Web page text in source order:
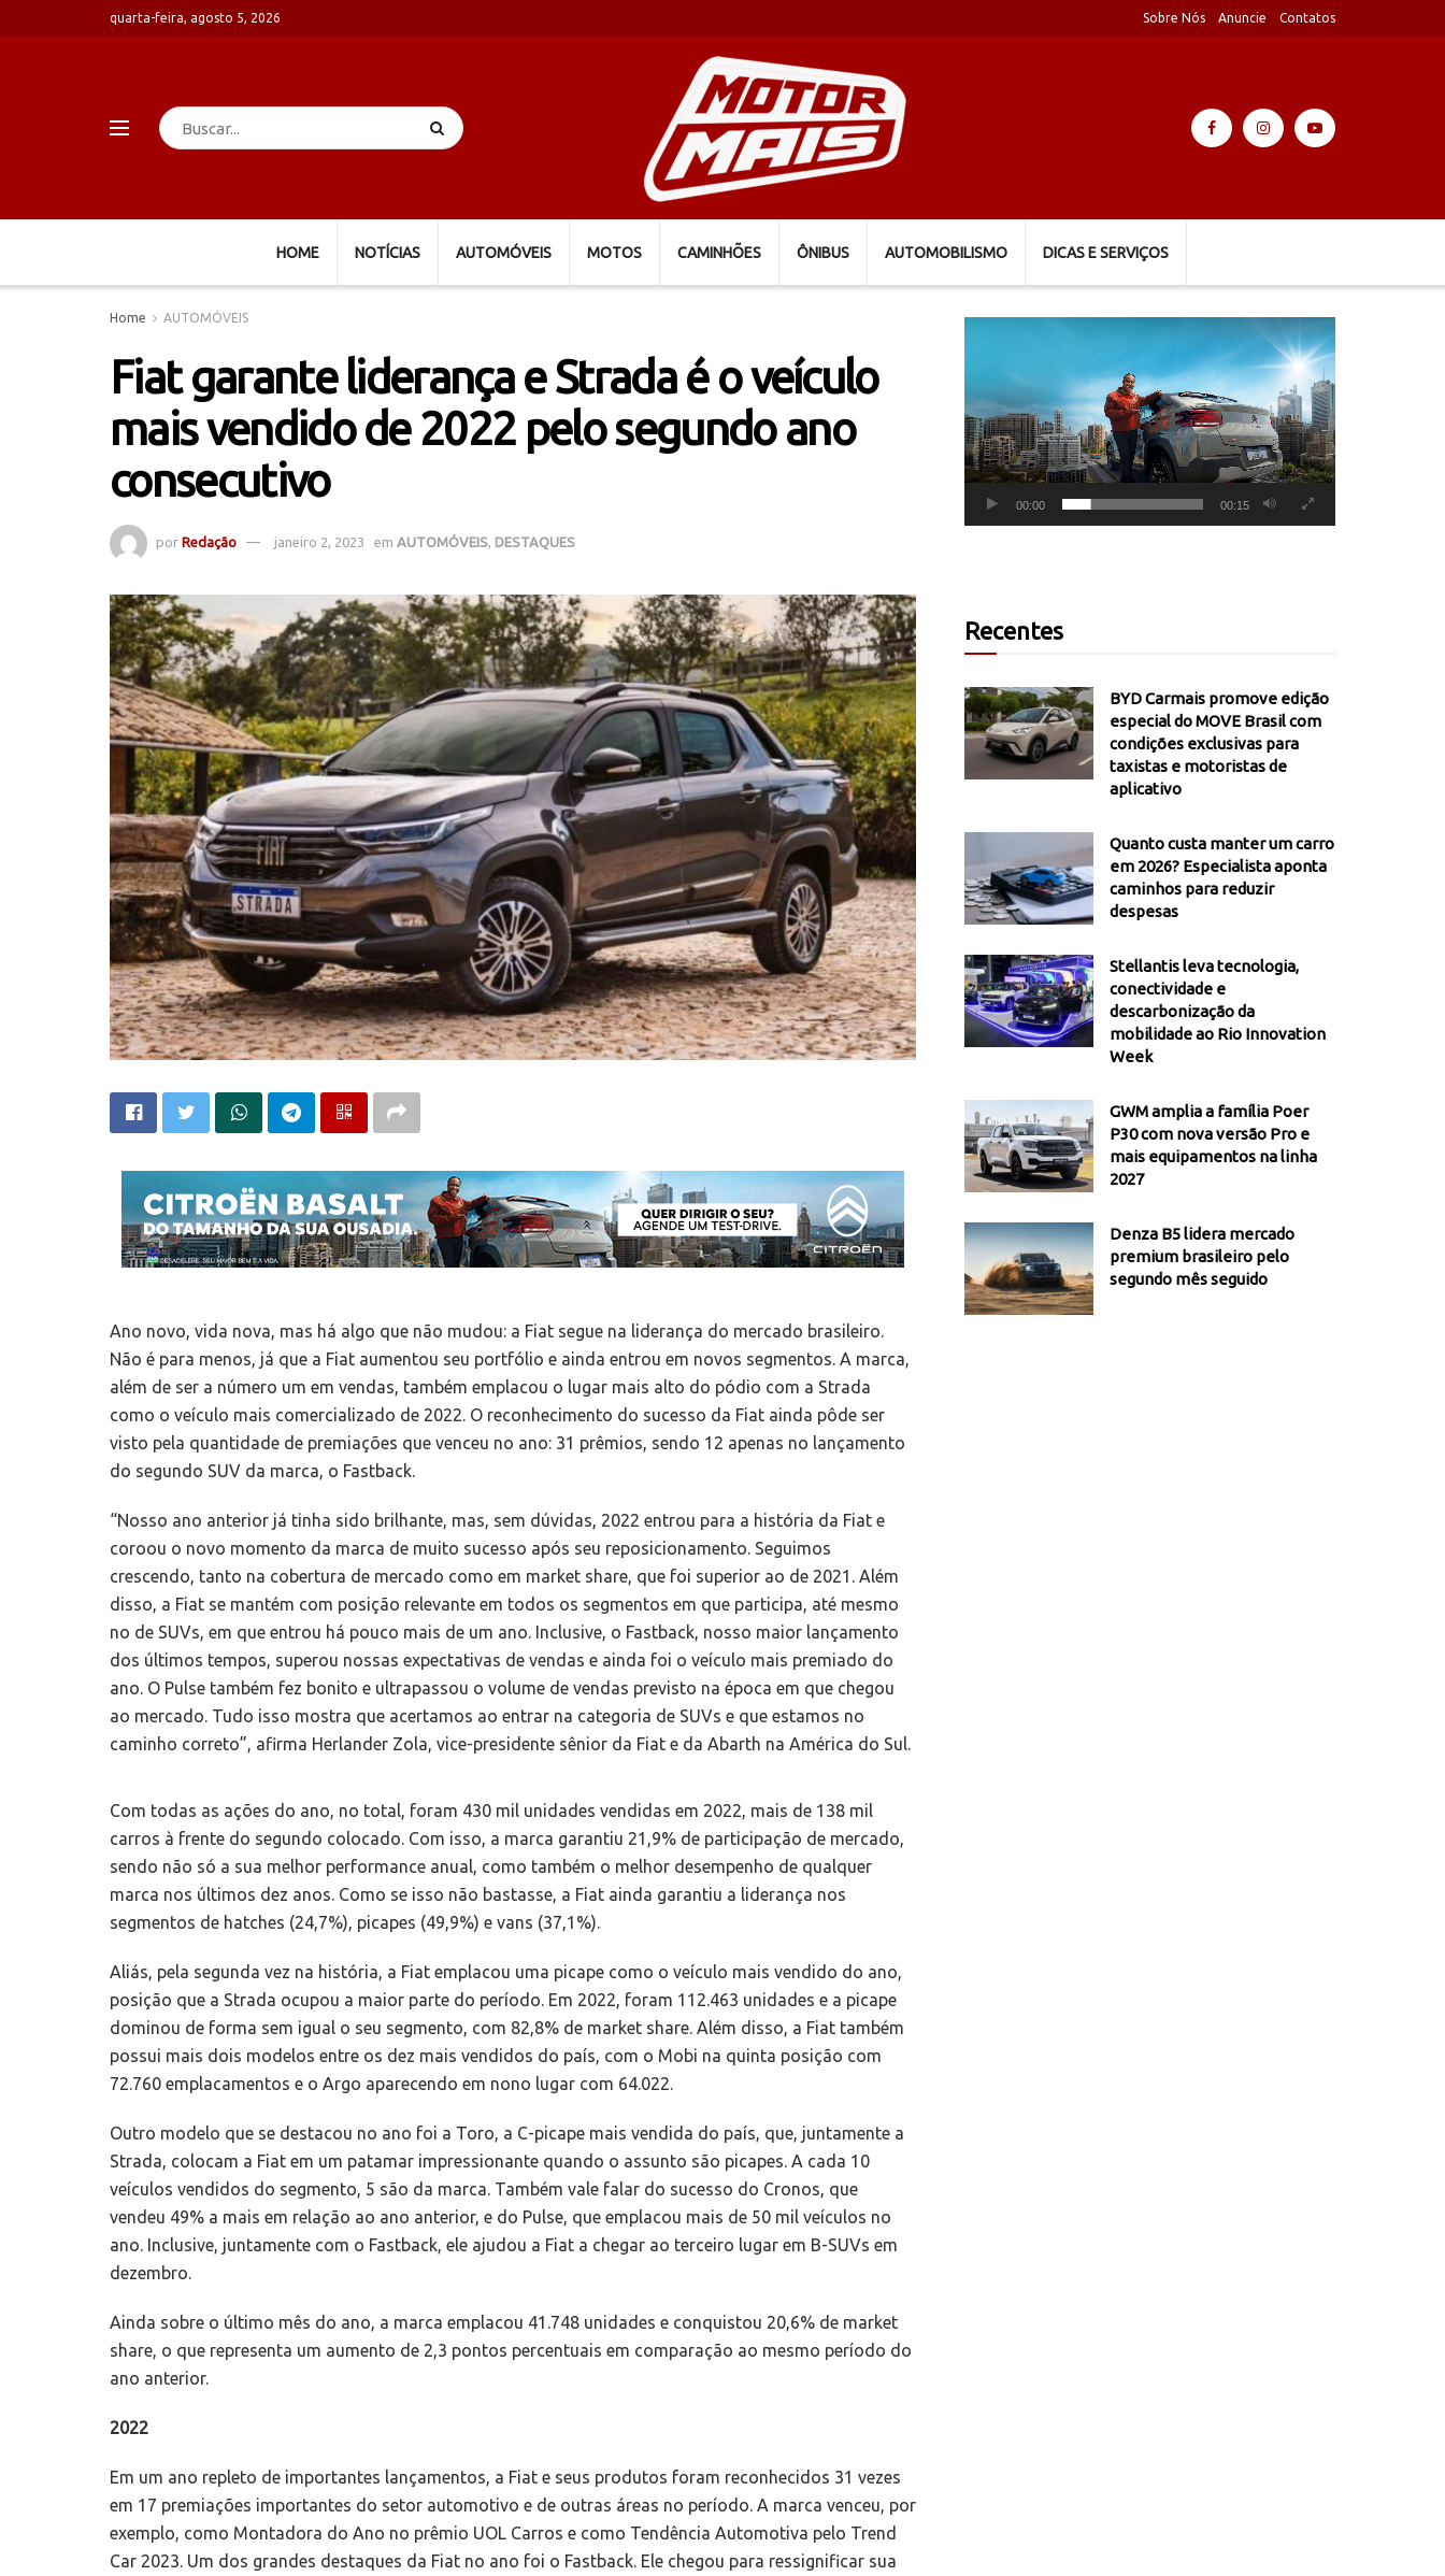
quarta-feira, agosto 5, 2026 Sobre Nós Anuncie Contatos
HOME NOTÍCIAS AUTOMÓVEIS MOTOS CAMINHÕES ÔNIBUS AUTOMOBILISMO DICAS E SERVIÇOS
Home AUTOMÓVEIS
Fiat garante liderança e Strada é o veículo
mais vendido de 2022 pelo segundo ano
consecutivo
por Redação janeiro 2, 2023 em AUTOMÓVEIS DESTAQUES
Ano novo, vida nova, mas há algo que não mudou: a Fiat segue na liderança do mercado brasileiro.
Não é para menos, já que a Fiat aumentou seu portfólio e ainda entrou em novos segmentos. A marca,
além de ser a número um em vendas, também emplacou o lugar mais alto do pódio com a Strada
como o veículo mais comercializado de 2022. O reconhecimento do sucesso da Fiat ainda pôde ser
visto pela quantidade de premiações que venceu no ano: 31 prêmios, sendo 12 apenas no lançamento
do segundo SUV da marca, o Fastback.
“Nosso ano anterior já tinha sido brilhante, mas, sem dúvidas, 2022 entrou para a história da Fiat e
coroou o novo momento da marca de muito sucesso após seu reposicionamento. Seguimos
crescendo, tanto na cobertura de mercado como em market share, que foi superior ao de 2021. Além
disso, a Fiat se mantém com posição relevante em todos os segmentos em que participa, até mesmo
no de SUVs, em que entrou há pouco mais de um ano. Inclusive, o Fastback, nosso maior lançamento
dos últimos tempos, superou nossas expectativas de vendas e ainda foi o veículo mais premiado do
ano. O Pulse também fez bonito e ultrapassou o volume de vendas previsto na época em que chegou
ao mercado. Tudo isso mostra que acertamos ao entrar na categoria de SUVs e que estamos no
caminho correto”, afirma Herlander Zola, vice-presidente sênior da Fiat e da Abarth na América do Sul.
Com todas as ações do ano, no total, foram 430 mil unidades vendidas em 2022, mais de 138 mil
carros à frente do segundo colocado. Com isso, a marca garantiu 21,9% de participação de mercado,
sendo não só a sua melhor performance anual, como também o melhor desempenho de qualquer
marca nos últimos dez anos. Como se isso não bastasse, a Fiat ainda garantiu a liderança nos
segmentos de hatches (24,7%), picapes (49,9%) e vans (37,1%).
Aliás, pela segunda vez na história, a Fiat emplacou uma picape como o veículo mais vendido do ano,
posição que a Strada ocupou a maior parte do período. Em 2022, foram 112.463 unidades e a picape
dominou de forma sem igual o seu segmento, com 82,8% de market share. Além disso, a Fiat também
possui mais dois modelos entre os dez mais vendidos do país, com o Mobi na quinta posição com
72.760 emplacamentos e o Argo aparecendo em nono lugar com 64.022.
Outro modelo que se destacou no ano foi a Toro, a C-picape mais vendida do país, que, juntamente a
Strada, colocam a Fiat em um patamar impressionante quando o assunto são picapes. A cada 10
veículos vendidos do segmento, 5 são da marca. Também vale falar do sucesso do Cronos, que
vendeu 49% a mais em relação ao ano anterior, e do Pulse, que emplacou mais de 50 mil veículos no
ano. Inclusive, juntamente com o Fastback, ele ajudou a Fiat a chegar ao terceiro lugar em B-SUVs em
dezembro.
Ainda sobre o último mês do ano, a marca emplacou 41.748 unidades e conquistou 20,6% de market
share, o que representa um aumento de 2,3 pontos percentuais em comparação ao mesmo período do
ano anterior.
2022
Em um ano repleto de importantes lançamentos, a Fiat e seus produtos foram reconhecidos 31 vezes
em 17 premiações importantes do setor automotivo e de outras áreas no período. A marca venceu, por
exemplo, como Montadora do Ano no prêmio UOL Carros e como Tendência Automotiva pelo Trend
Car 2023. Um dos grandes destaques da Fiat no ano foi o Fastback. Ele chegou para ressignificar sua
00:00 00:15
Recentes
BYD Carmais promove edição
especial do MOVE Brasil com
condições exclusivas para
taxistas e motoristas de
aplicativo
Quanto custa manter um carro
em 2026? Especialista aponta
caminhos para reduzir
despesas
Stellantis leva tecnologia,
conectividade e
descarbonização da
mobilidade ao Rio Innovation
Week
GWM amplia a família Poer
P30 com nova versão Pro e
mais equipamentos na linha
2027
Denza B5 lidera mercado
premium brasileiro pelo
segundo mês seguido